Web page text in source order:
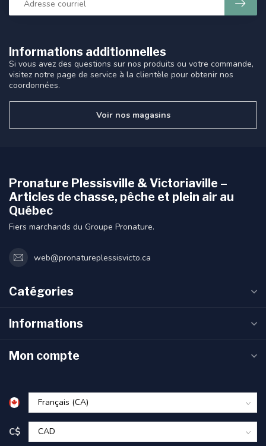
Informations additionnelles
Si vous avez des questions sur nos produits ou votre commande,
visitez notre page de service à la clientèle pour obtenir nos
coordonnées.
Voir nos magasins
Pronature Plessisville & Victoriaville –
Articles de chasse, pêche et plein air au
Québec
Fiers marchands du Groupe Pronature.
web@pronatureplessisvicto.ca
Catégories
Informations
Mon compte
C$